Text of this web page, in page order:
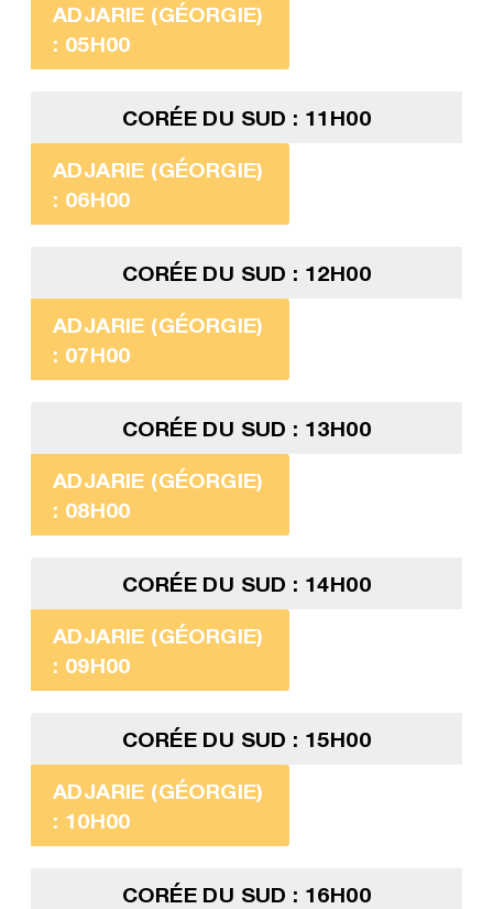
ADJARIE (GÉORGIE)
: 05H00
CORÉE DU SUD : 11H00
ADJARIE (GÉORGIE)
: 06H00
CORÉE DU SUD : 12H00
ADJARIE (GÉORGIE)
: 07H00
CORÉE DU SUD : 13H00
ADJARIE (GÉORGIE)
: 08H00
CORÉE DU SUD : 14H00
ADJARIE (GÉORGIE)
: 09H00
CORÉE DU SUD : 15H00
ADJARIE (GÉORGIE)
: 10H00
CORÉE DU SUD : 16H00